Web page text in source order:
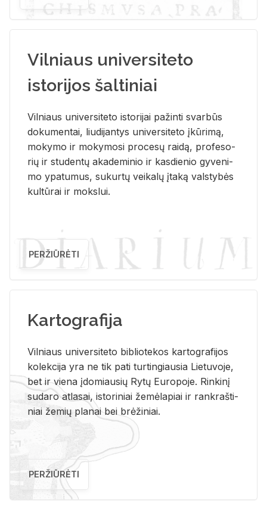
Vilniaus universiteto
istorijos šaltiniai
Vil­niaus uni­ver­si­te­to is­to­ri­jai pa­žin­ti svar­būs
do­ku­men­tai, liu­di­jan­tys uni­ver­si­te­to įkū­ri­mą,
mo­ky­mo ir mo­ky­mo­si pro­ce­sų rai­dą, pro­fe­so­
rių ir stu­den­tų aka­de­mi­nio ir kas­die­nio gy­ve­ni­
mo ypa­tu­mus, su­kur­tų vei­ka­lų įta­ką vals­ty­bės
kul­tū­rai ir moks­lui.
PERŽIŪRĖTI
Kartografija
Vil­niaus uni­ver­si­te­to bi­b­lio­te­kos kar­to­gra­fi­jos
ko­lek­ci­ja yra ne tik pati tur­tin­giau­sia Lie­tu­vo­je,
bet ir vie­na įdo­miau­sių Rytų Eu­ro­po­je. Rin­ki­nį
su­da­ro at­la­sai, is­to­ri­niai že­mė­la­piai ir rank­raš­ti­
niai že­mių pla­nai bei brė­ži­niai.
PERŽIŪRĖTI